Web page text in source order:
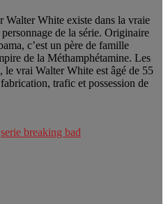
Walter White existe dans la vraie
de la série. Originaire
c’est un père de famille
de la Méthamphétamine. Les
le vrai Walter White est âgé de 55
trafic et possession de
serie breaking bad